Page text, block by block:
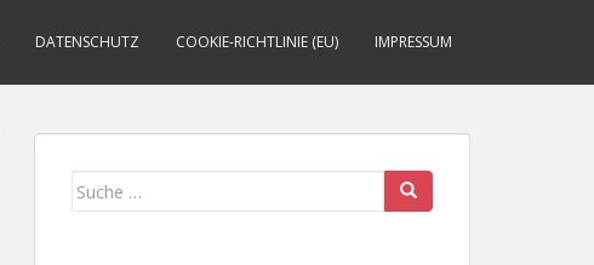
DATENSCHUTZ COOKIE-RICHTLINIE (EU) IMPRESSUM
Suche